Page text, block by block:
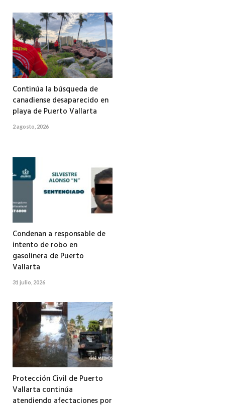
Continúa la búsqueda de
canadiense desaparecido en
playa de Puerto Vallarta
2 agosto, 2026
Condenan a responsable de
intento de robo en
gasolinera de Puerto
Vallarta
31 julio, 2026
Protección Civil de Puerto
Vallarta continúa
atendiendo afectaciones por